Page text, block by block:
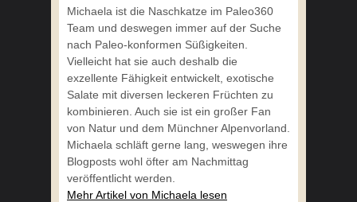
Michaela ist die Naschkatze im Paleo360
Team und deswegen immer auf der Suche
nach Paleo-konformen Süßigkeiten.
Vielleicht hat sie auch deshalb die
exzellente Fähigkeit entwickelt, exotische
Salate mit diversen leckeren Früchten zu
kombinieren. Auch sie ist ein großer Fan
von Natur und dem Münchner Alpenvorland.
Michaela schläft gerne lang, weswegen ihre
Blogposts wohl öfter am Nachmittag
veröffentlicht werden.
Mehr Artikel von Michaela lesen